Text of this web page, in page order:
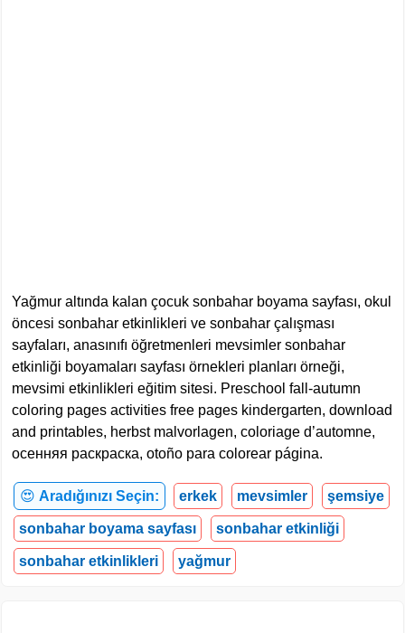
Yağmur altında kalan çocuk sonbahar boyama sayfası, okul
öncesi sonbahar etkinlikleri ve sonbahar çalışması
sayfaları, anasınıfı öğretmenleri mevsimler sonbahar
etkinliği boyamaları sayfası örnekleri planları örneği,
mevsimi etkinlikleri eğitim sitesi. Preschool fall-autumn
coloring pages activities free pages kindergarten, download
and printables, herbst malvorlagen, coloriage d’automne,
осенняя раскраска, otoño para colorear página.
😍 Aradığınızı Seçin: erkek mevsimler şemsiye
sonbahar boyama sayfası sonbahar etkinliği
sonbahar etkinlikleri yağmur